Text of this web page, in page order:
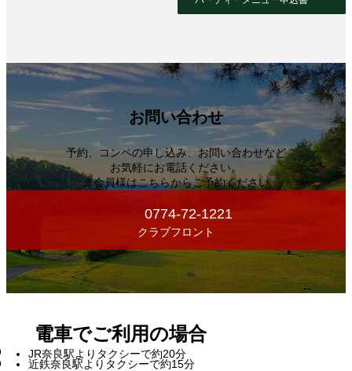
お問い合わせ
予約、コンペの申し込み、お問い合わせなど
お気軽にお電話ください。
※会員様はこちらからご予約ください
0774-72-1221
クラブフロント
電車でご利用の場合
JR奈良駅よりタクシーで約20分
近鉄奈良駅よりタクシーで約15分